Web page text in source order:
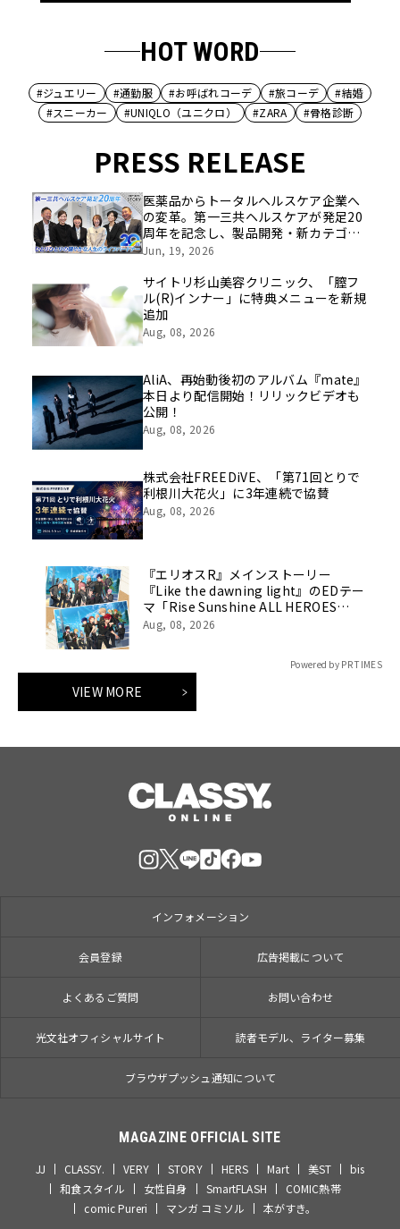
HOT WORD
#ジュエリー #通勤服 #お呼ばれコーデ #旅コーデ
#結婚
#スニーカー
#UNIQLO（ユニクロ） #ZARA #骨格診断
PRESS RELEASE
医薬品からトータルヘルスケア企業へ
の変革。第一三共ヘルスケアが発足20
周年を記念し、製品開発・新カテゴリ
挑戦の舞台や旧社統合時のエピソード
像を公開！
Jun, 19, 2026
サイトリ杉山美容クリニック、「膣フ
ル(R)インナー」に特典メニューを新規
追加
Aug, 08, 2026
AliA、再始動後初のアルバム『mate』
本日より配信開始！リリックビデオも
公開！
Aug, 08, 2026
株式会社FREEDiVE、「第71回とりで
利根川大花火」に3年連続で協賛
Aug, 08, 2026
『エリオスR』メインストーリー
『Like the dawning light』のEDテー
マ「Rise Sunshine ALL HEROES
Ver.」がフルサイズ配信決定！
Aug, 08, 2026
Powered by PR TIMES
VIEW MORE
インフォメーション
会員登録 広告掲載について
よくあるご質問 お問い合わせ
光文社オフィシャルサイト 読者モデル、ライター募集
ブラウザプッシュ通知について
MAGAZINE OFFICIAL SITE
JJ CLASSY. VERY STORY HERS Mart 美ST
bis
和食スタイル
女性自身 SmartFLASH
COMIC熱帯
comic Pureri
マンガ コミソル 本がすき。